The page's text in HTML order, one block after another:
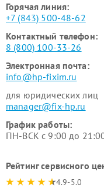
Горячая линия:
+7 (843) 500-48-62
Контактный телефон:
8 (800) 100-33-26
Электронная почта:
info@hp-fixim.ru
для юридических лиц
manager@fix-hp.ru
График работы:
ПН-ВСК с 9:00 до
Рейтинг сервисного
4.9-5.0